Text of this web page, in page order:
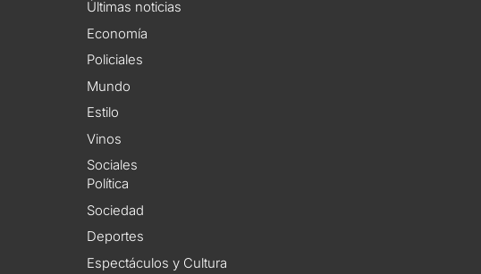
Últimas noticias
Economía
Policiales
Mundo
Estilo
Vinos
Sociales
Política
Sociedad
Deportes
Espectáculos y Cultura